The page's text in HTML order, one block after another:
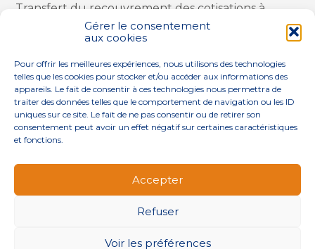
Gérer le consentement
aux cookies
Pour offrir les meilleures expériences, nous utilisons des technologies
telles que les cookies pour stocker et/ou accéder aux informations des
appareils. Le fait de consentir à ces technologies nous permettra de
traiter des données telles que le comportement de navigation ou les ID
uniques sur ce site. Le fait de ne pas consentir ou de retirer son
consentement peut avoir un effet négatif sur certaines caractéristiques
et fonctions.
Accepter
Refuser
Voir les préférences
Transfert du recouvrement des cotisations à
l’Urssaf : des nouveautés
Appareils reconditionnés : annulation de la
Contrôle de la qualité de l’air dans les ERP
Industriels : le point sur les dernières évolutions
réglementaires
Footer QUI SOMMES-NOUS ?
NOS SOLUTIONS
ACTUALITÉS CONTACT
MENTIONS LÉGALES